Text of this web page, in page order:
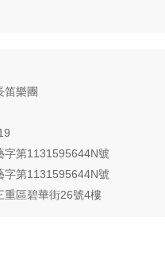
笛樂團
字第1131595644N號
字第1131595644N號
重區碧華街26號4樓